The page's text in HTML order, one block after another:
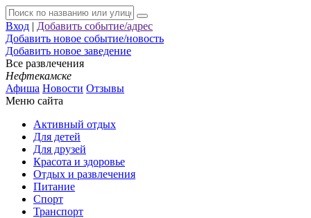
Вход | Добавить событие/адрес
Добавить новое событие/новость
Добавить новое заведение
Все развлечения
Нефтекамске
Афиша Новости Отзывы
Меню сайта
Активный отдых
Для детей
Для друзей
Красота и здоровье
Отдых и развлечения
Питание
Спорт
Транспорт